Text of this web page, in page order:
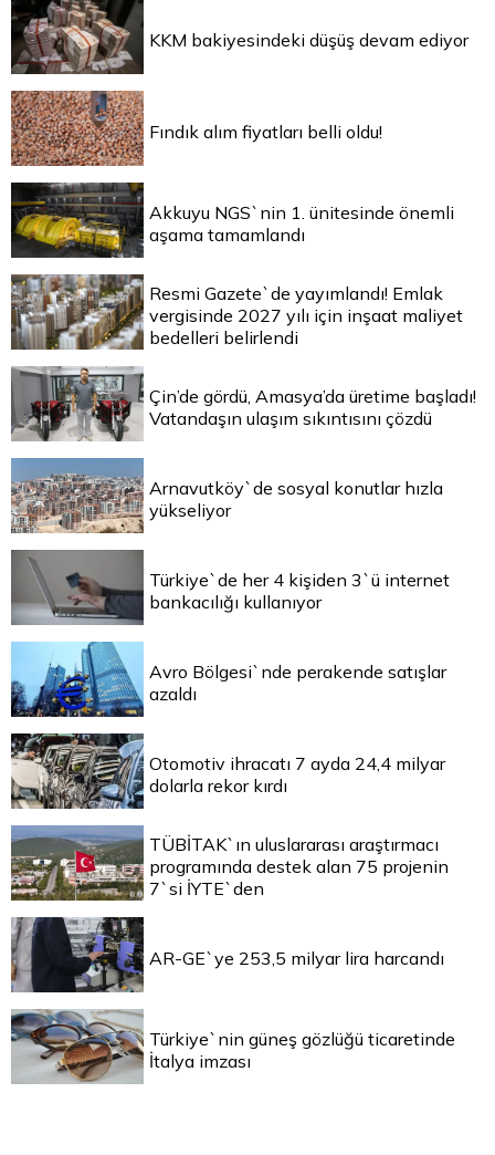
KKM bakiyesindeki düşüş devam ediyor
Fındık alım fiyatları belli oldu!
Akkuyu NGS`nin 1. ünitesinde önemli
aşama tamamlandı
Resmi Gazete`de yayımlandı! Emlak
vergisinde 2027 yılı için inşaat maliyet
bedelleri belirlendi
Çin’de gördü, Amasya’da üretime başladı!
Vatandaşın ulaşım sıkıntısını çözdü
Arnavutköy`de sosyal konutlar hızla
yükseliyor
Türkiye`de her 4 kişiden 3`ü internet
bankacılığı kullanıyor
Avro Bölgesi`nde perakende satışlar
azaldı
Otomotiv ihracatı 7 ayda 24,4 milyar
dolarla rekor kırdı
TÜBİTAK`ın uluslararası araştırmacı
programında destek alan 75 projenin
7`si İYTE`den
AR-GE`ye 253,5 milyar lira harcandı
Türkiye`nin güneş gözlüğü ticaretinde
İtalya imzası